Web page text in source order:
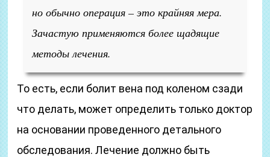
но обычно операция – это крайняя мера.
Зачастую применяются более щадящие
методы лечения.
То есть, если болит вена под коленом сзади
что делать, может определить только доктор
на основании проведенного детального
обследования. Лечение должно быть